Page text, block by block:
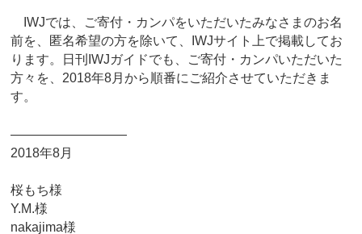
IWJでは、ご寄付・カンパをいただいたみなさまのお名
前を、匿名希望の方を除いて、IWJサイト上で掲載してお
ります。日刊IWJガイドでも、ご寄付・カンパいただいた
方々を、2018年8月から順番にご紹介させていただきま
す。
―――――――――
2018年8月
桜もち様
Y.M.様
nakajima様